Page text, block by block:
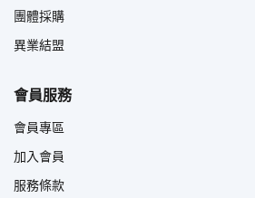
團體採購
異業結盟
會員服務
會員專區
加入會員
服務條款